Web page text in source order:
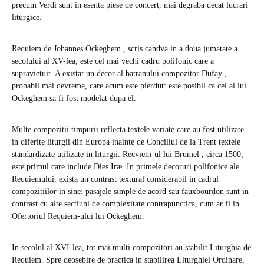
precum Verdi sunt in esenta piese de concert, mai degraba decat lucrari
liturgice.
Requiem de Johannes Ockeghem , scris candva in a doua jumatate a
secolului al XV-lea, este cel mai vechi cadru polifonic care a
supravietuit. A existat un decor al batranului compozitor Dufay ,
probabil mai devreme, care acum este pierdut: este posibil ca cel al lui
Ockeghem sa fi fost modelat dupa el.
Multe compozitii timpurii reflecta textele variate care au fost utilizate
in diferite liturgii din Europa inainte de Conciliul de la Trent textele
standardizate utilizate in liturgii. Recviem-ul lui Brumel , circa 1500,
este primul care include Dies Iræ. In primele decoruri polifonice ale
Requiemului, exista un contrast textural considerabil in cadrul
compozitiilor in sine: pasajele simple de acord sau fauxbourdon sunt in
contrast cu alte sectiuni de complexitate contrapunctica, cum ar fi in
Ofertoriul Requiem-ului lui Ockeghem.
In secolul al XVI-lea, tot mai multi compozitori au stabilit Liturghia de
Requiem. Spre deosebire de practica in stabilirea Liturghiei Ordinare,